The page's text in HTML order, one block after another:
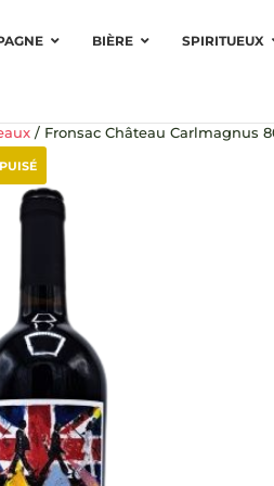
BIÈRE SPIRITUEUX
/ Fronsac Château Carlmagnus